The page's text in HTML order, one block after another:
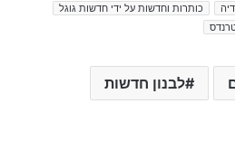
כותרות וחדשות על ידי חדשות גוגל
לבנון חדשות